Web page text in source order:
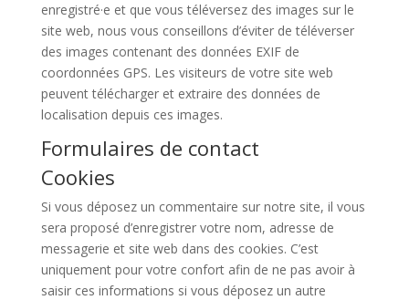
enregistré·e et que vous téléversez des images sur le
site web, nous vous conseillons d’éviter de téléverser
des images contenant des données EXIF de
coordonnées GPS. Les visiteurs de votre site web
peuvent télécharger et extraire des données de
localisation depuis ces images.
Formulaires de contact
Cookies
Si vous déposez un commentaire sur notre site, il vous
sera proposé d’enregistrer votre nom, adresse de
messagerie et site web dans des cookies. C’est
uniquement pour votre confort afin de ne pas avoir à
saisir ces informations si vous déposez un autre